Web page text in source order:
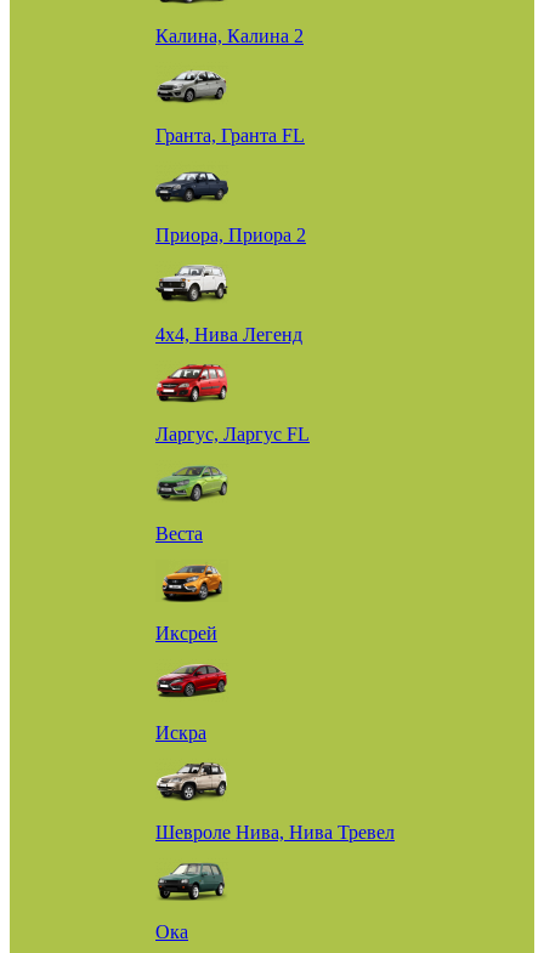
Калина, Калина 2
Гранта, Гранта FL
Приора, Приора 2
4х4, Нива Легенд
Ларгус, Ларгус FL
Веста
Иксрей
Искра
Шевроле Нива, Нива Тревел
Ока